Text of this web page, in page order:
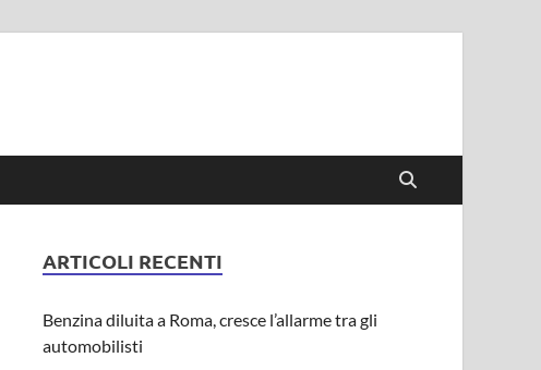
ARTICOLI RECENTI
Benzina diluita a Roma, cresce l’allarme tra gli
automobilisti